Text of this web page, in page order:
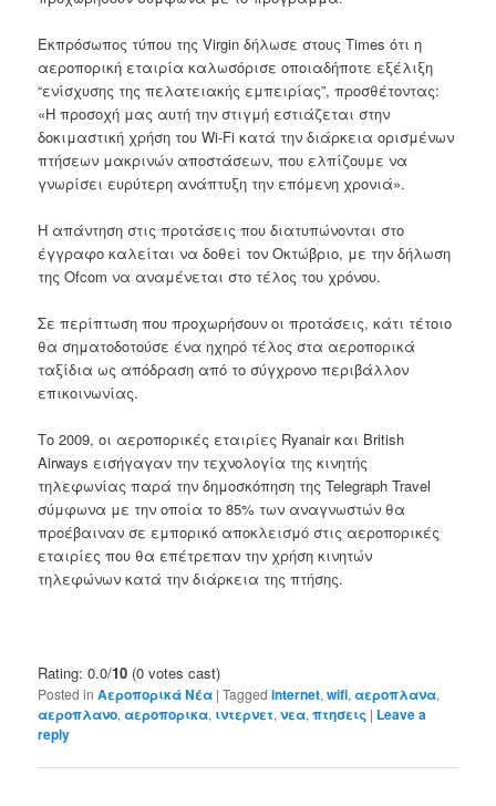
Εκπρόσωπος τύπου της Virgin δήλωσε στους Times ότι η
αεροπορική εταιρία καλωσόρισε οποιαδήποτε εξέλιξη
“ενίσχυσης της πελατειακής εμπειρίας”, προσθέτοντας:
«Η προσοχή μας αυτή την στιγμή εστιάζεται στην
δοκιμαστική χρήση του Wi-Fi κατά την διάρκεια ορισμένων
πτήσεων μακρινών αποστάσεων, που ελπίζουμε να
γνωρίσει ευρύτερη ανάπτυξη την επόμενη χρονιά».
Η απάντηση στις προτάσεις που διατυπώνονται στο
έγγραφο καλείται να δοθεί τον Οκτώβριο, με την δήλωση
της Ofcom να αναμένεται στο τέλος του χρόνου.
Σε περίπτωση που προχωρήσουν οι προτάσεις, κάτι τέτοιο
θα σηματοδοτούσε ένα ηχηρό τέλος στα αεροπορικά
ταξίδια ως απόδραση από το σύγχρονο περιβάλλον
επικοινωνίας.
Το 2009, οι αεροπορικές εταιρίες Ryanair και British
Airways εισήγαγαν την τεχνολογία της κινητής
τηλεφωνίας παρά την δημοσκόπηση της Telegraph Travel
σύμφωνα με την οποία το 85% των αναγνωστών θα
προέβαιναν σε εμπορικό αποκλεισμό στις αεροπορικές
εταιρίες που θα επέτρεπαν την χρήση κινητών
τηλεφώνων κατά την διάρκεια της πτήσης.
Rating: 0.0/10 (0 votes cast)
Posted in Αεροπορικά Νέα |Tagged internet,wifi,αεροπλανα,
αεροπλανο,αεροπορικα, ιντερνετ,νεα,πτησεις | Leave a
reply